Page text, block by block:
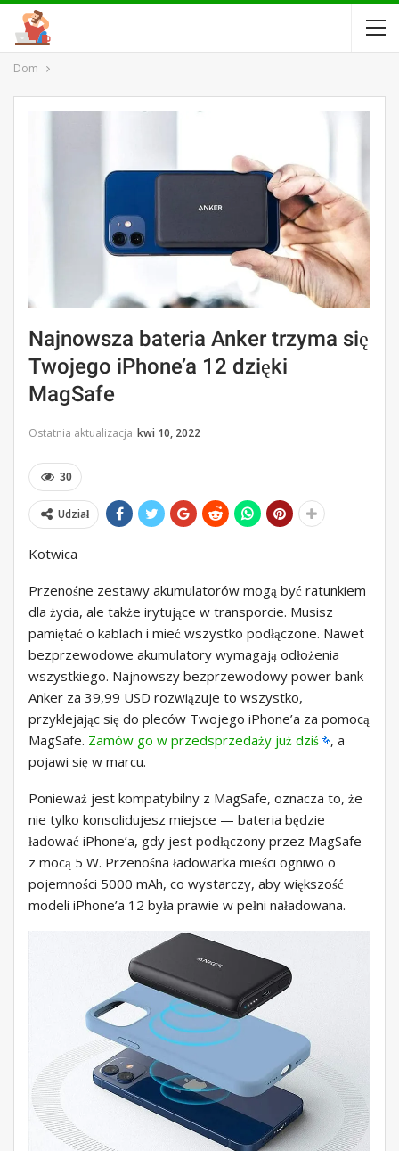
Dom
Najnowsza bateria Anker trzyma się
Twojego iPhone’a 12 dzięki
MagSafe
Ostatnia aktualizacja kwi 10, 2022
30
Udział
Kotwica
Przenośne zestawy akumulatorów mogą być ratunkiem
dla życia, ale także irytujące w transporcie. Musisz
pamiętać o kablach i mieć wszystko podłączone. Nawet
bezprzewodowe akumulatory wymagają odłożenia
wszystkiego. Najnowszy bezprzewodowy power bank
Anker za 39,99 USD rozwiązuje to wszystko,
przyklejając się do pleców Twojego iPhone’a za pomocą
MagSafe. Zamów go w przedsprzedaży już dziś
, a
pojawi się w marcu.
Ponieważ jest kompatybilny z MagSafe, oznacza to, że
nie tylko konsolidujesz miejsce — bateria będzie
ładować iPhone’a, gdy jest podłączony przez MagSafe
z mocą 5 W. Przenośna ładowarka mieści ogniwo o
pojemności 5000 mAh, co wystarczy, aby większość
modeli iPhone’a 12 była prawie w pełni naładowana.